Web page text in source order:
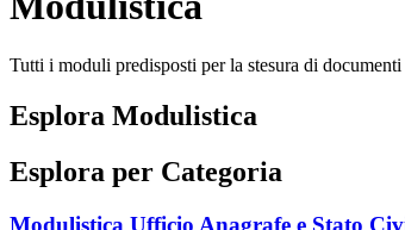
Tutti i moduli predisposti per la stesura di documenti
Esplora Modulistica
Esplora per Categoria
Modulistica Ufficio Anagrafe e Stato